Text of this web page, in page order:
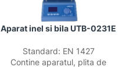
Aparat inel si bila UTB-0231E
Standard: EN 1427
Contine aparatul, plita de